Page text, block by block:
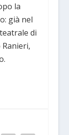
la
già nel
di